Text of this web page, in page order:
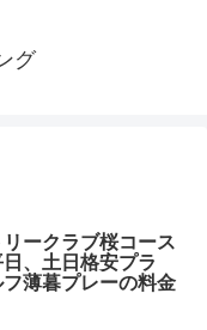
グ
ークラブ桜コース
、土日格安プラ
薄暮プレーの料金